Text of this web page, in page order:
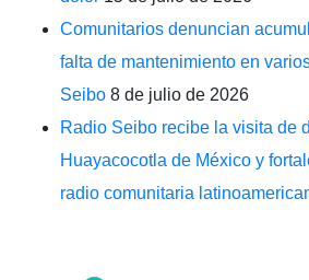
Comunitarios denuncian
falta de mantenimiento en
Seibo 8 de julio de 2026
Radio Seibo recibe la visita de
Huayacocotla de México y
radio comunitaria